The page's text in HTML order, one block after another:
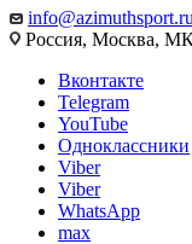
info@azimuthsport.ru
Россия, Москва,
Вконтакте
Telegram
YouTube
Одноклассники
Viber
Viber
WhatsApp
max